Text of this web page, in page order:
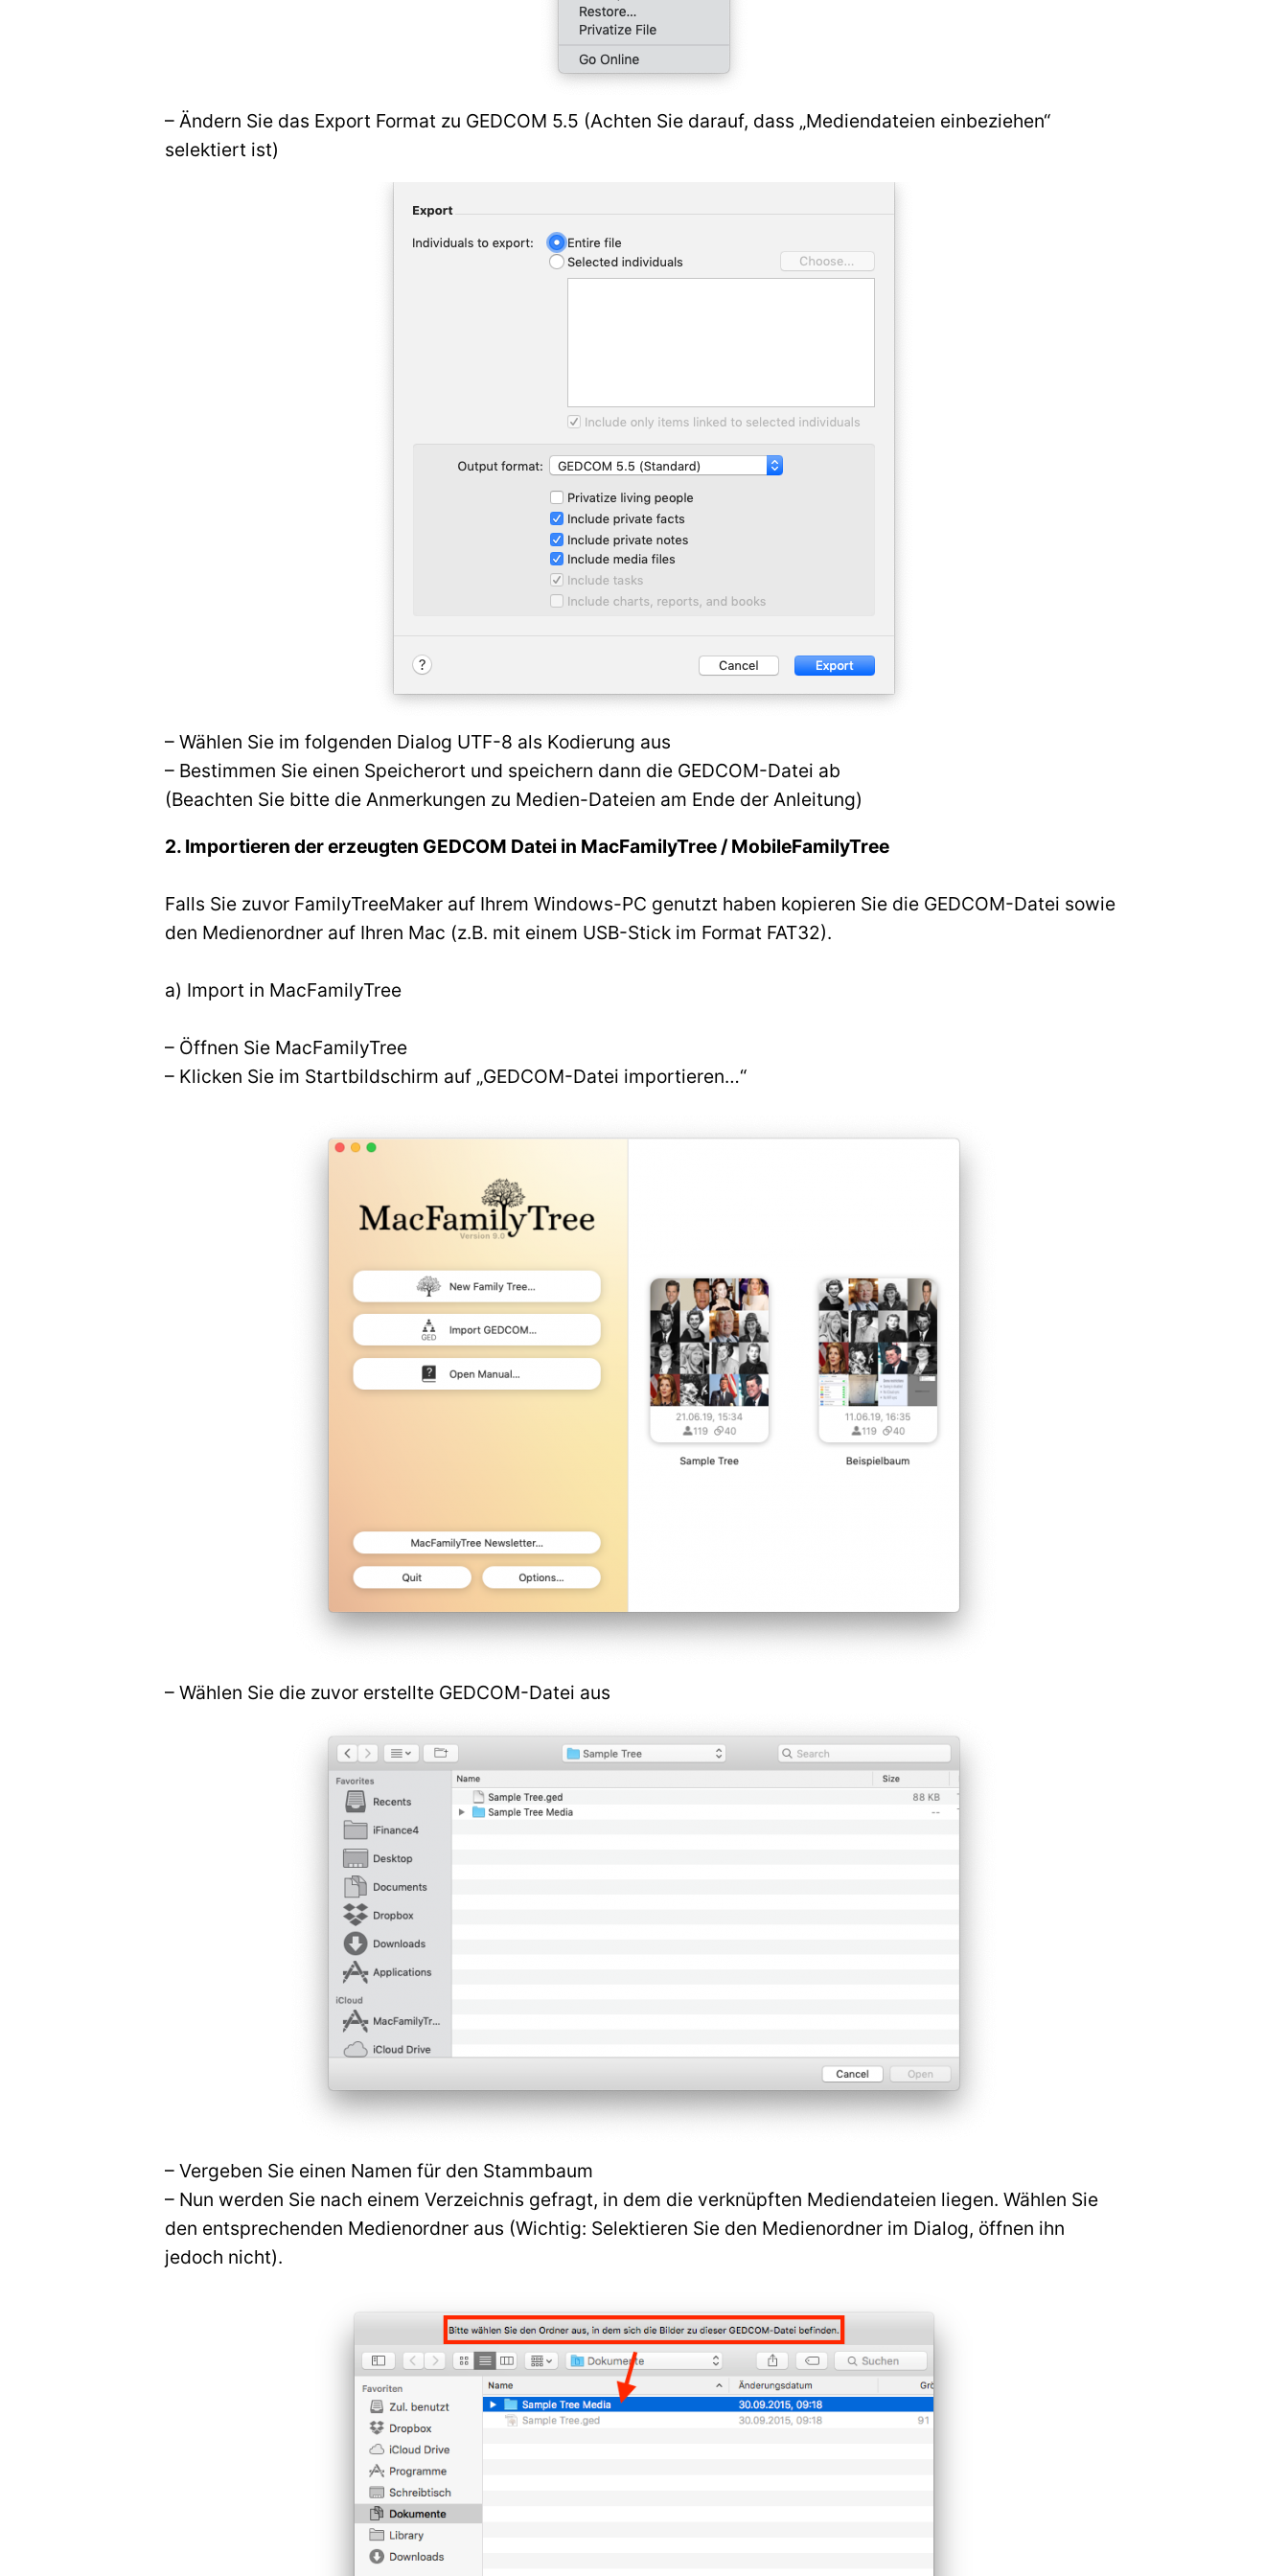
– Ändern Sie das Export Format zu GEDCOM 5.5 (Achten Sie darauf, dass „Mediendateien einbeziehen“
selektiert ist)
– Wählen Sie im folgenden Dialog UTF-8 als Kodierung aus
– Bestimmen Sie einen Speicherort und speichern dann die GEDCOM-Datei ab
(Beachten Sie bitte die Anmerkungen zu Medien-Dateien am Ende der Anleitung)
2. Importieren der erzeugten GEDCOM Datei in MacFamilyTree / MobileFamilyTree
Falls Sie zuvor FamilyTreeMaker auf Ihrem Windows-PC genutzt haben kopieren Sie die GEDCOM-Datei sowie
den Medienordner auf Ihren Mac (z.B. mit einem USB-Stick im Format FAT32).
a) Import in MacFamilyTree
– Öffnen Sie MacFamilyTree
– Klicken Sie im Startbildschirm auf „GEDCOM-Datei importieren…“
– Wählen Sie die zuvor erstellte GEDCOM-Datei aus
– Vergeben Sie einen Namen für den Stammbaum
– Nun werden Sie nach einem Verzeichnis gefragt, in dem die verknüpften Mediendateien liegen. Wählen Sie
den entsprechenden Medienordner aus (Wichtig: Selektieren Sie den Medienordner im Dialog, öffnen ihn
jedoch nicht).